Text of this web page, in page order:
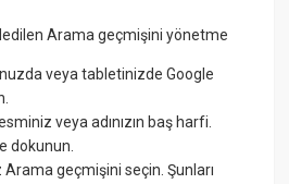
Arama geçmişini yönetme
veya tabletinizde Google
veya adınızın baş harfi.
dokunun.
geçmişini seçin. Şunları